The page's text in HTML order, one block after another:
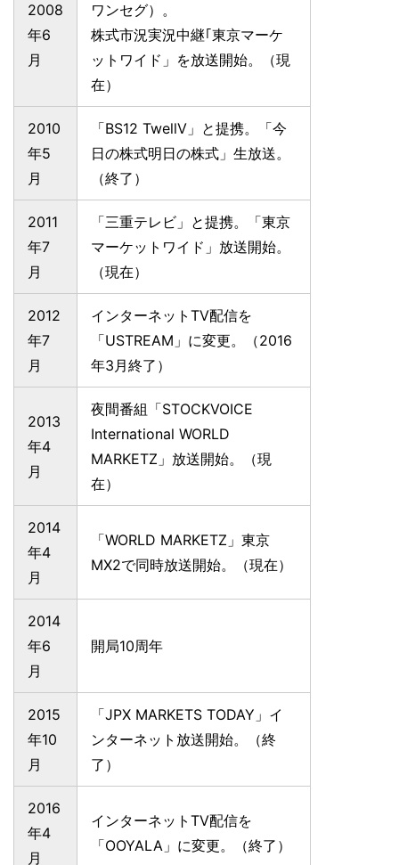
2008
年6
月
ワンセグ）。
株式市況実況中継｢東京マーケ
ットワイド」を放送開始。（現
在）
2010
年5
月
「BS12 TwellV」と提携。「今
日の株式明日の株式」生放送。
（終了）
2011
年7
月
「三重テレビ」と提携。「東京
マーケットワイド」放送開始。
（現在）
2012
年7
月
インターネットTV配信を
「USTREAM」に変更。（2016
年3月終了）
2013
年4
月
夜間番組「STOCKVOICE
International WORLD
MARKETZ」放送開始。（現
在）
2014
年4
月
「WORLD MARKETZ」東京
MX2で同時放送開始。（現在）
2014
年6
月
開局10周年
2015
年10
月
「JPX MARKETS TODAY」イ
ンターネット放送開始。（終
了）
2016
年4
月
インターネットTV配信を
「OOYALA」に変更。（終了）